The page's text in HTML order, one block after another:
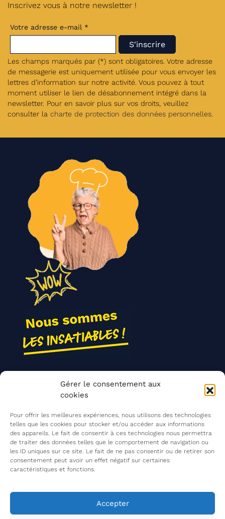
Gérer le consentement aux
cookies
Pour offrir les meilleures expériences, nous utilisons des technologies
telles que les cookies pour stocker et/ou accéder aux informations
des appareils. Le fait de consentir à ces technologies nous permettra
de traiter des données telles que le comportement de navigation ou
les ID uniques sur ce site. Le fait de ne pas consentir ou de retirer son
consentement peut avoir un effet négatif sur certaines
caractéristiques et fonctions.
Accepter
Inscrivez vous à notre newsletter !
Votre adresse e-mail *
Les champs marqués par (*) sont obligatoires. Votre adresse
de messagerie est uniquement utilisée pour vous envoyer les
lettres d’information sur notre activité. Vous pouvez à tout
moment utiliser le lien de désabonnement intégré dans la
newsletter. Pour en savoir plus sur vos droits, veuillez
consulter la charte de protection des données personnelles
Agir ensemble
Mentions légales
Politique de confidentialité
Les Insatiables, une association du